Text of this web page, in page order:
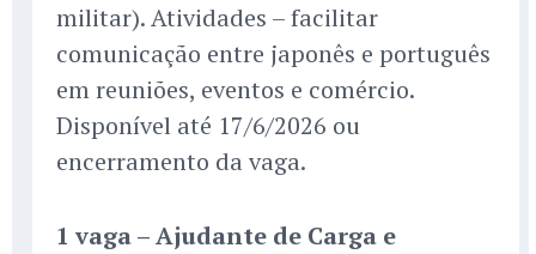
militar). Atividades – facilitar
comunicação entre japonês e português
em reuniões, eventos e comércio.
Disponível até 17/6/2026 ou
encerramento da vaga.
1 vaga – Ajudante de Carga e